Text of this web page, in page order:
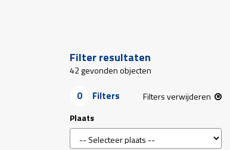
Filter resultaten
42gevonden objecten
0 Filters
Filters verwijderen
Plaats